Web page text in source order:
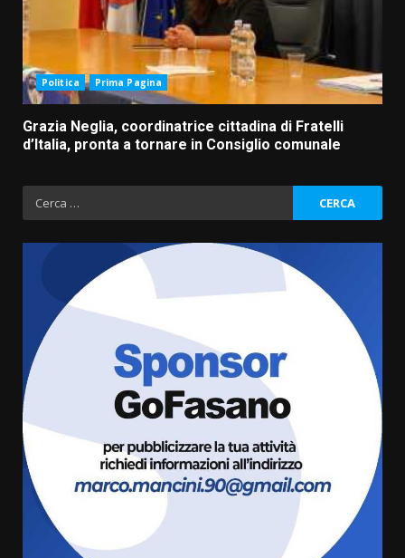
Politica Prima Pagina
Grazia Neglia, coordinatrice cittadina di Fratelli
d’Italia, pronta a tornare in Consiglio comunale
Ricerca
per:
Grazia Neglia, coordinatrice
cittadina di Fratelli d’Italia,
pronta a tornare in Consiglio
comunale
6 Agosto 2026 08:00
Cura dei beni comuni e
cittadinanza attiva: online
l’avviso per la gestione
condivisa della Villetta di